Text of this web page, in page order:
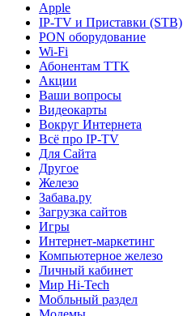
Apple
IP-TV и Приставки (STB)
PON оборудование
Wi-Fi
Абонентам TTK
Акции
Ваши вопросы
Видеокарты
Вокруг Интернета
Всё про IP-TV
Для Сайта
Другое
Железо
Забава.ру
Загрузка сайтов
Игры
Интернет-маркетинг
Компьютерное железо
Личный кабинет
Мир Hi-Tech
Мобльный раздел